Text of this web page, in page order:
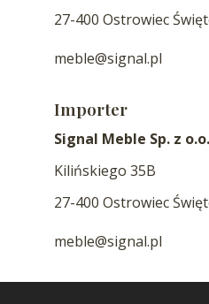
27-400 Ostrowiec
meble@signal.pl
Importer
Signal Meble Sp. z
Kilińskiego 35B
27-400 Ostrowiec
meble@signal.pl